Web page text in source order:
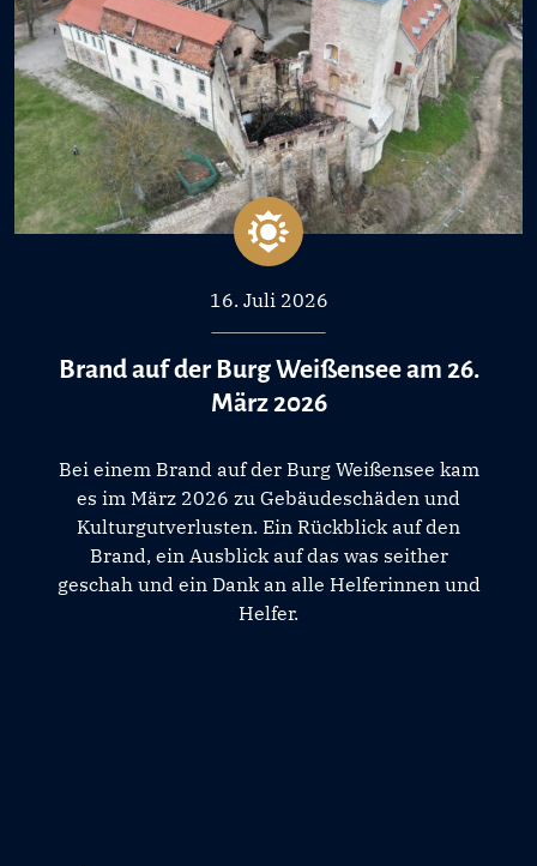
16. Juli 2026
Brand auf der Burg Weißensee am 26.
März 2026
Bei einem Brand auf der Burg Weißensee kam
es im März 2026 zu Gebäudeschäden und
Kulturgutverlusten. Ein Rückblick auf den
Brand, ein Ausblick auf das was seither
geschah und ein Dank an alle Helferinnen und
Helfer.